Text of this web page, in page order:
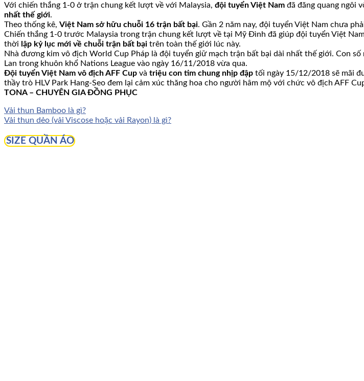
Với chiến thắng 1-0 ở trận chung kết lượt về với Malaysia, đội tuyển Việt Nam đã đăng quang ngôi
nhất thế giới.
Theo thống kê, Việt Nam sở hữu chuỗi 16 trận bất bại. Gần 2 năm nay, đội tuyển Việt Nam chưa
Chiến thắng 1-0 trước Malaysia trong trận chung kết lượt về tại Mỹ Đình đã giúp đội tuyển Việt
thời lập kỷ lục mới về chuỗi trận bất bại trên toàn thế giới lúc này.
Nhà đương kim vô địch World Cup Pháp là đội tuyển giữ mạch trận bất bại dài nhất thế giới. Con số
Lan trong khuôn khổ Nations League vào ngày 16/11/2018 vừa qua.
Đội tuyển Việt Nam vô địch AFF Cup và triệu con tim chung nhịp đập tối ngày 15/12/2018 sẽ mãi
thầy trò HLV Park Hang-Seo đem lại cảm xúc thăng hoa cho người hâm mộ với chức vô địch AFF
TONA – CHUYÊN GIA ĐỒNG PHỤC
Vải thun Bamboo là gì?
Vải thun dẻo (vải Viscose hoặc vải Rayon) là gì?
SIZE QUẦN ÁO